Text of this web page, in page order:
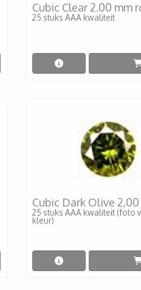
Cubic Clear 2.00 mm
25 stuks AAA kwaliteit
Cubic Dark Olive
25 stuks AAA kwaliteit (foto
kleur)